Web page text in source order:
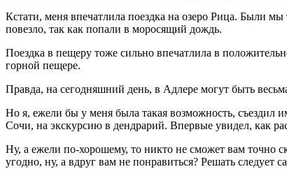
Кстати, меня впечатлила поездка на озеро Рица. Были
повезло, так как попали в моросящий дождь.
Поездка в пещеру тоже сильно впечатлила в
горной пещере.
Правда, на сегодняшний день, в Адлере могут быть
Но я, ежели бы у меня была такая возможность, съездил
Сочи, на экскурсию в дендрарий. Впервые увидел, как
Ну, а ежели по-хорошему, то никто не сможет вам точно
угодно, ну, а вдруг вам не понравиться? Решать следует